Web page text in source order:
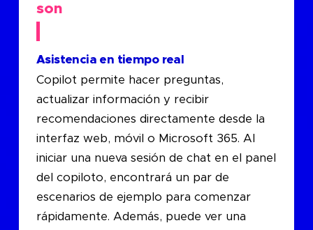
son
Asistencia en tiempo real
Copilot permite hacer preguntas,
actualizar información y recibir
recomendaciones directamente desde la
interfaz web, móvil o Microsoft 365. Al
iniciar una nueva sesión de chat en el panel
del copiloto, encontrará un par de
escenarios de ejemplo para comenzar
rápidamente. Además, puede ver una